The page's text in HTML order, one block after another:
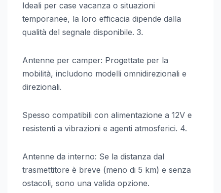
Ideali per case vacanza o situazioni
temporanee, la loro efficacia dipende dalla
qualità del segnale disponibile. 3.
Antenne per camper: Progettate per la
mobilità, includono modelli omnidirezionali e
direzionali.
Spesso compatibili con alimentazione a 12V e
resistenti a vibrazioni e agenti atmosferici. 4.
Antenne da interno: Se la distanza dal
trasmettitore è breve (meno di 5 km) e senza
ostacoli, sono una valida opzione.